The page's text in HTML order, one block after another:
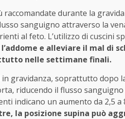
raccomandate durante la
sanguigno attraverso la
al feto. L’utilizzo di cuscini
e alleviare il mal di
nelle settimane finali.
gravidanza, soprattutto dopo
riducendo il flusso
indicano un aumento da 2,5
la posizione supina può